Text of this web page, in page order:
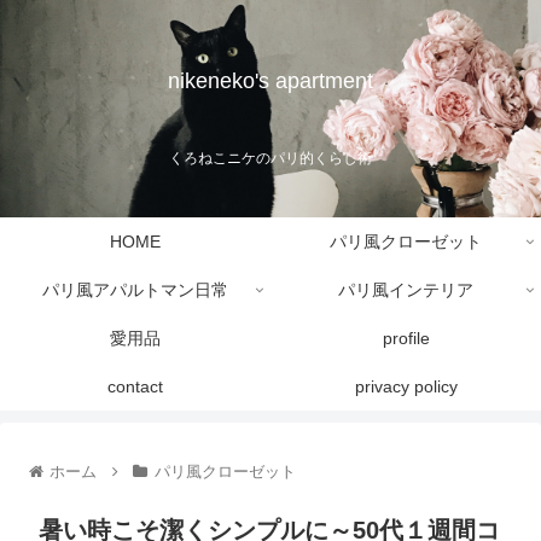
nikeneko's apartment
くろねこニケのパリ的くらし術
HOME パリ風クローゼット
パリ風アパルトマン日常 パリ風インテリア
愛用品 profile
contact privacy policy
ホーム パリ風クローゼット
暑い時こそ潔くシンプルに～50代１週間コ